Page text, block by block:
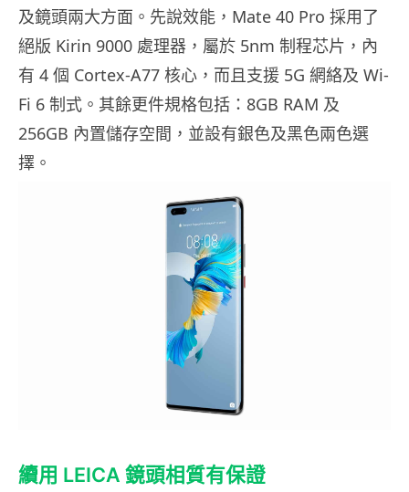
及鏡頭兩大方面。先說效能，Mate 40 Pro 採用了
絕版 Kirin 9000 處理器，屬於 5nm 制程芯片，內
有 4 個 Cortex-A77 核心，而且支援 5G 網絡及 Wi-
Fi 6 制式。其餘更件規格包括：8GB RAM 及
256GB 內置儲存空間，並設有銀色及黑色兩色選
擇。
續用 LEICA 鏡頭相質有保證